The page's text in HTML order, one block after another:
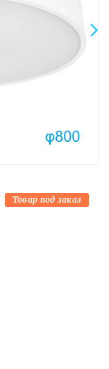
Товар под заказ